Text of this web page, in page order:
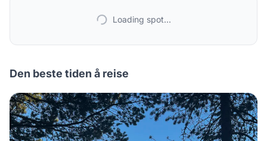
Loading spot...
Den beste tiden å reise